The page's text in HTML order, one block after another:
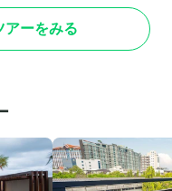
アーをみる